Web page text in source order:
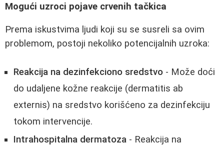
Mogući uzroci pojave crvenih tačkica
Prema iskustvima ljudi koji su se susreli sa ovim
problemom, postoji nekoliko potencijalnih uzroka:
Reakcija na dezinfekciono sredstvo - Može doći
do udaljene kožne reakcije (dermatitis ab
externis) na sredstvo korišćeno za dezinfekciju
tokom intervencije.
Intrahospitalna dermatoza - Reakcija na